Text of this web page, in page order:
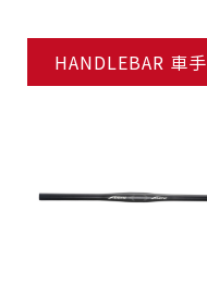
HANDLEBAR 車手